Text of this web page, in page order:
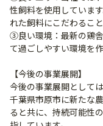
性飼料を使用していま
れた飼料にこだわるこ
③良い環境：最新の鶏
て過ごしやすい環境を
【今後の事業展開】
今後の事業展開として
千葉県市原市に新たな
ると共に、持続可能性